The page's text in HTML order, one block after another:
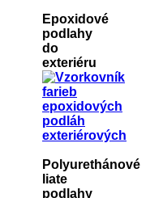
Epoxidové
podlahy
do
exteriéru
Polyurethánové
liate
podlahy